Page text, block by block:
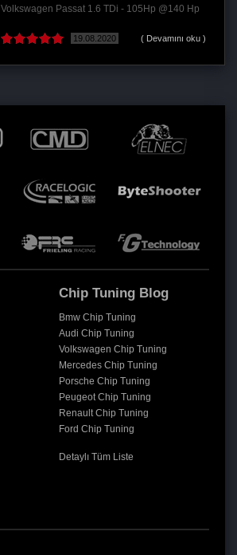
Volkswagen Passat 1.6 TDi - 105Hp @140 Hp
19.08.2020 ( Devamını oku )
Chip Tuning Blog
Bmw Chip Tuning
Audi Chip Tuning
Volkswagen Chip Tuning
Mercedes Chip Tuning
Porsche Chip Tuning
Peugeot Chip Tuning
Renault Chip Tuning
Ford Chip Tuning
Detaylı Tüm Liste